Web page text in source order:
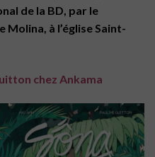
de la BD, par le
à l’église Saint-
chez Ankama